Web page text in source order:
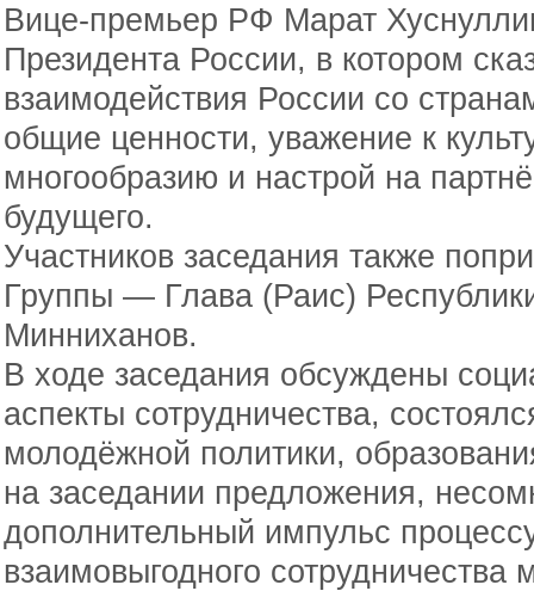
Вице-премьер РФ Марат
Президента России, в котором
взаимодействия России со
общие ценности, уважение к
многообразию и настрой на
будущего.
Участников заседания также
Группы — Глава (Раис)
Минниханов.
В ходе заседания обсуждены
аспекты сотрудничества,
молодёжной политики,
на заседании предложения,
дополнительный импульс
взаимовыгодного